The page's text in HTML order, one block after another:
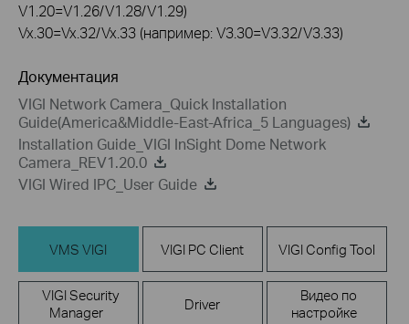
V1.20=V1.26/V1.28/V1.29)
Vx.30=Vx.32/Vx.33 (например: V3.30=V3.32/V3.33)
Документация
VIGI Network Camera_Quick Installation
Guide(America&Middle-East-Africa_5 Languages)
Installation Guide_VIGI InSight Dome Network
Camera_REV1.20.0
VIGI Wired IPC_User Guide
VMS VIGI VIGI PC Client VIGI Config Tool
VIGI Security
Manager
Driver
Видео по
настройке